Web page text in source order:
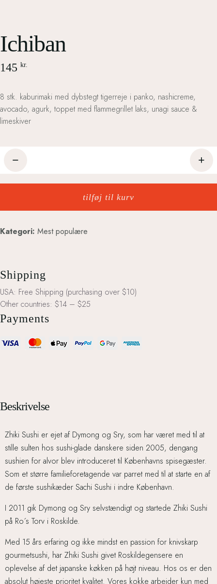
Ichiban
145 kr.
8 stk. kaburimaki med dybstegt tigerreje i panko, nashicreme,
avocado, agurk, toppet med flammegrillet laks, unagi sauce &
limeskiver
tilføj til kurv
Kategori: Mest populære
Shipping
USA: Free Shipping (purchasing over $10)
Other countries: $14 – $25
Payments
Beskrivelse
Zhiki Sushi er ejet af Dymong og Sry, som har været med til at
stille sulten hos sushi-glade danskere siden 2005, dengang
sushien for alvor blev introduceret til Københavns spisegæster.
Som et større familieforetagende var parret med til at starte en af
de første sushikæder Sachi Sushi i indre København.
I 2011 gik Dymong og Sry selvstændigt og startede Zhiki Sushi
på Ro´s Torv i Roskilde.
Med 15 års erfaring og ikke mindst en passion for knivskarp
gourmetsushi, har Zhiki Sushi givet Roskildegensere en
oplevelse af det japanske køkken på højt niveau. Hos os er den
absolut højeste prioritet kvalitet. Vores kokke arbejder kun med